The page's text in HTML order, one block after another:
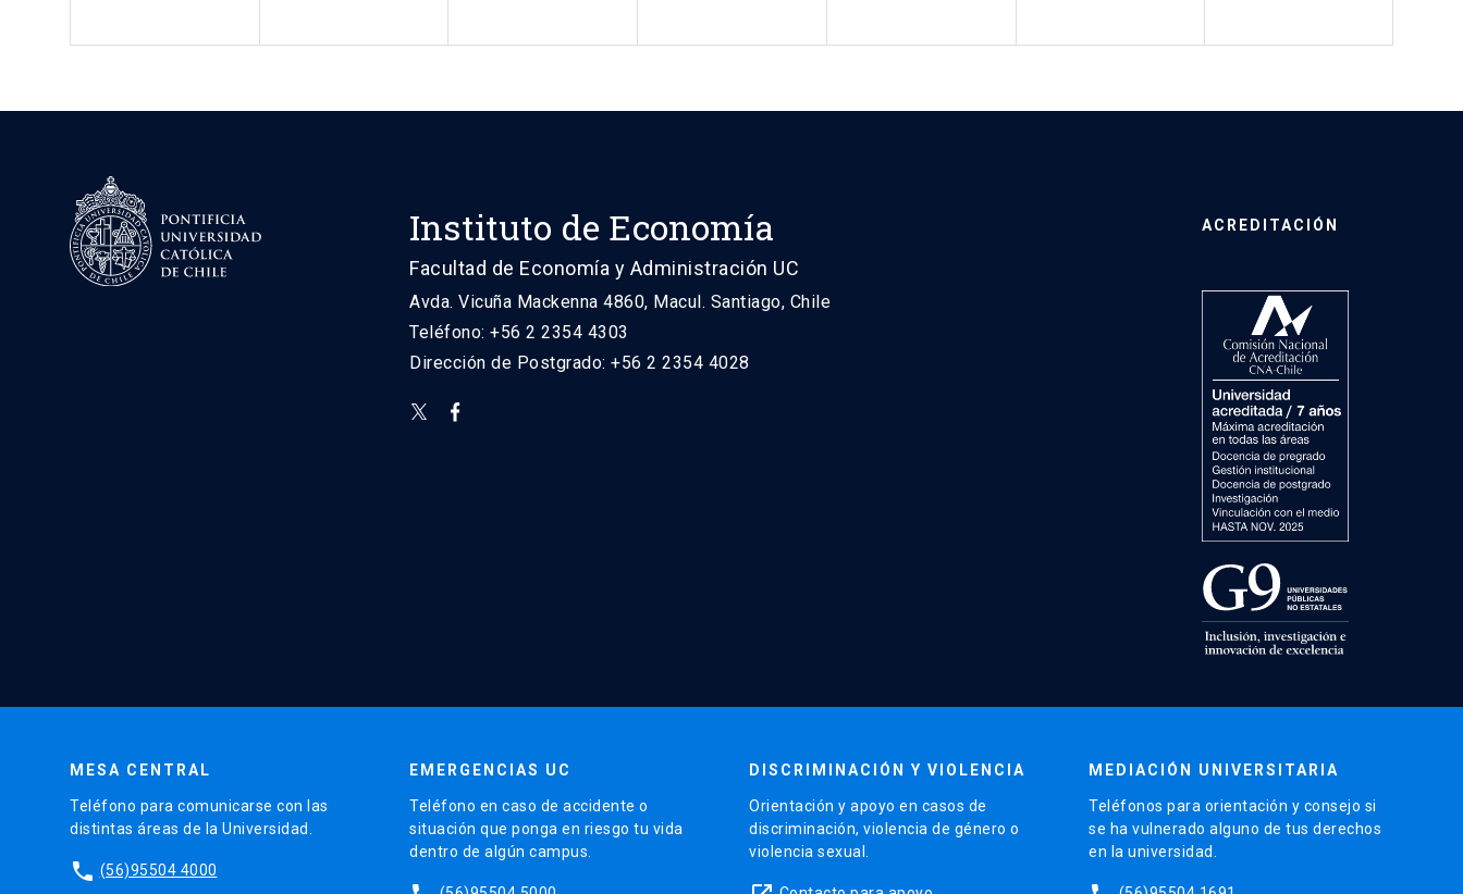
Instituto de Economía
Facultad de Economía y Administración UC
Avda. Vicuña Mackenna 4860, Macul. Santiago, Chile
Teléfono: +56 2 2354 4303
Dirección de Postgrado: +56 2 2354 4028
ACREDITACIÓN
MESA CENTRAL
Teléfono para comunicarse con las
distintas áreas de la Universidad.
phone (56)95504 4000
EMERGENCIAS UC
Teléfono en caso de accidente o
situación que ponga en riesgo tu vida
dentro de algún campus.
DISCRIMINACIÓN Y VIOLENCIA
Orientación y apoyo en casos de
discriminación, violencia de género o
violencia sexual.
MEDIACIÓN UNIVERSITARIA
Teléfonos para orientación y consejo si
se ha vulnerado alguno de tus derechos
en la universidad.